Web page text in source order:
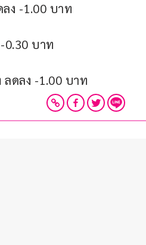
ง -1.00 บาท
0.30 บาท
ดลง -1.00 บาท